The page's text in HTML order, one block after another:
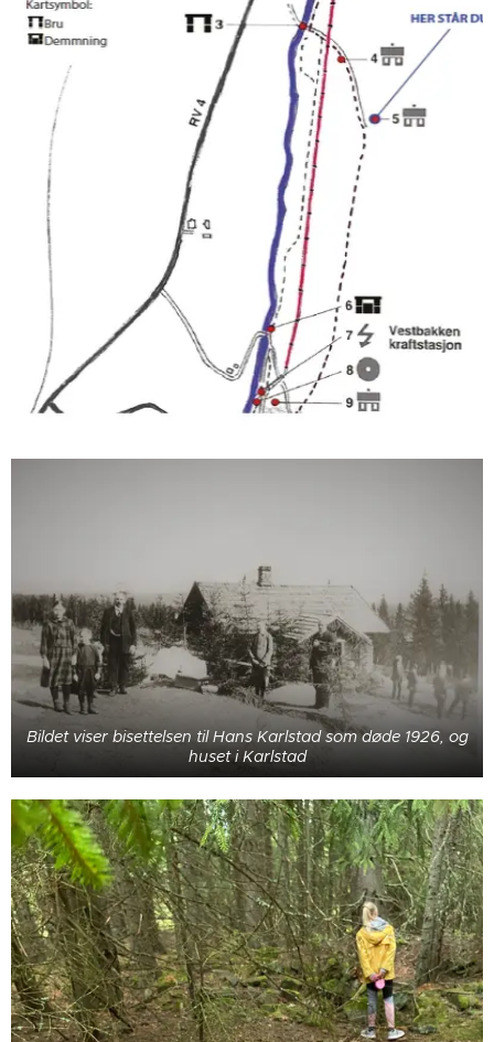
Bildet viser bisettelsen til Hans Karlstad som døde 1926, og
huset i Karlstad